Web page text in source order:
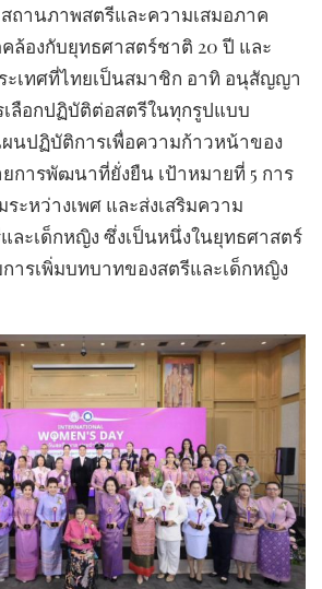
ถานภาพสตรีและความเสมอภาค
ล้องกับยุทธศาสตร์ชาติ 20 ปี และ
เทศที่ไทยเป็นสมาชิก อาทิ อนุสัญญา
ลือกปฏิบัติต่อสตรีในทุกรูปแบบ
นปฏิบัติการเพื่อความก้าวหน้าของ
การพัฒนาที่ยั่งยืน เป้าหมายที่ 5 การ
ะหว่างเพศ และส่งเสริมความ
ละเด็กหญิง ซึ่งเป็นหนึ่งในยุทธศาสตร์
ารเพิ่มบทบาทของสตรีและเด็กหญิง